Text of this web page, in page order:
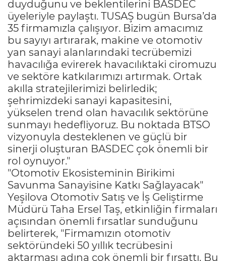
duyduğunu ve beklentilerini BASDEC
üyeleriyle paylaştı. TUSAŞ bugün Bursa’da
35 firmamızla çalışıyor. Bizim amacımız
bu sayıyı artırarak, makine ve otomotiv
yan sanayi alanlarındaki tecrübemizi
havacılığa evirerek havacılıktaki ciromuzu
ve sektöre katkılarımızı artırmak. Ortak
akılla stratejilerimizi belirledik;
şehrimizdeki sanayi kapasitesini,
yükselen trend olan havacılık sektörüne
sunmayı hedefliyoruz. Bu noktada BTSO
vizyonuyla desteklenen ve güçlü bir
sinerji oluşturan BASDEC çok önemli bir
rol oynuyor."
"Otomotiv Ekosisteminin Birikimi
Savunma Sanayisine Katkı Sağlayacak"
Yeşilova Otomotiv Satış ve İş Geliştirme
Müdürü Taha Ersel Taş, etkinliğin firmaları
açısından önemli fırsatlar sunduğunu
belirterek, "Firmamızın otomotiv
sektöründeki 50 yıllık tecrübesini
aktarması adına çok önemli bir fırsattı. Bu